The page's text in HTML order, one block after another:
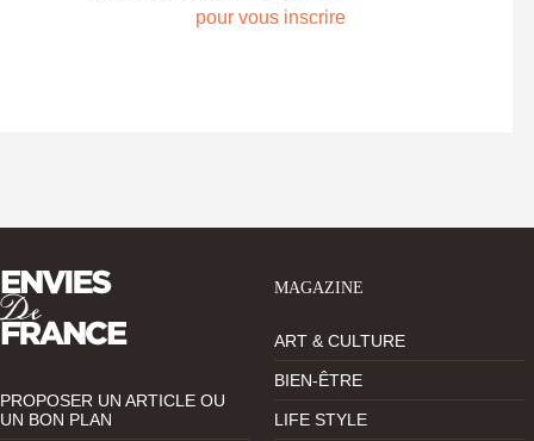
pour vous inscrire
PROPOSER UN ARTICLE OU
UN BON PLAN
MAGAZINE
ART & CULTURE
BIEN-ÊTRE
LIFE STYLE